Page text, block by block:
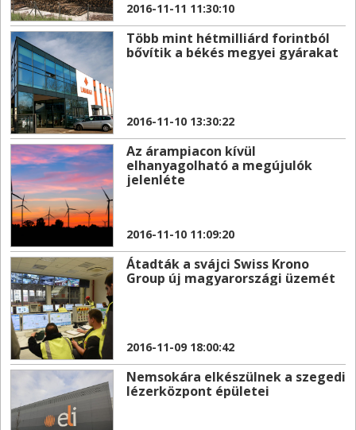
2016-11-11 11:30:10
Több mint hétmilliárd forintból
bővítik a békés megyei gyárakat
2016-11-10 13:30:22
Az árampiacon kívül
elhanyagolható a megújulók
jelenléte
2016-11-10 11:09:20
Átadták a svájci Swiss Krono
Group új magyarországi üzemét
2016-11-09 18:00:42
Nemsokára elkészülnek a szegedi
lézerközpont épületei